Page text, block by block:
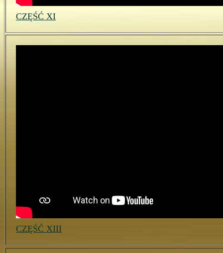
CZĘŚĆ XI
CZĘŚĆ XIII